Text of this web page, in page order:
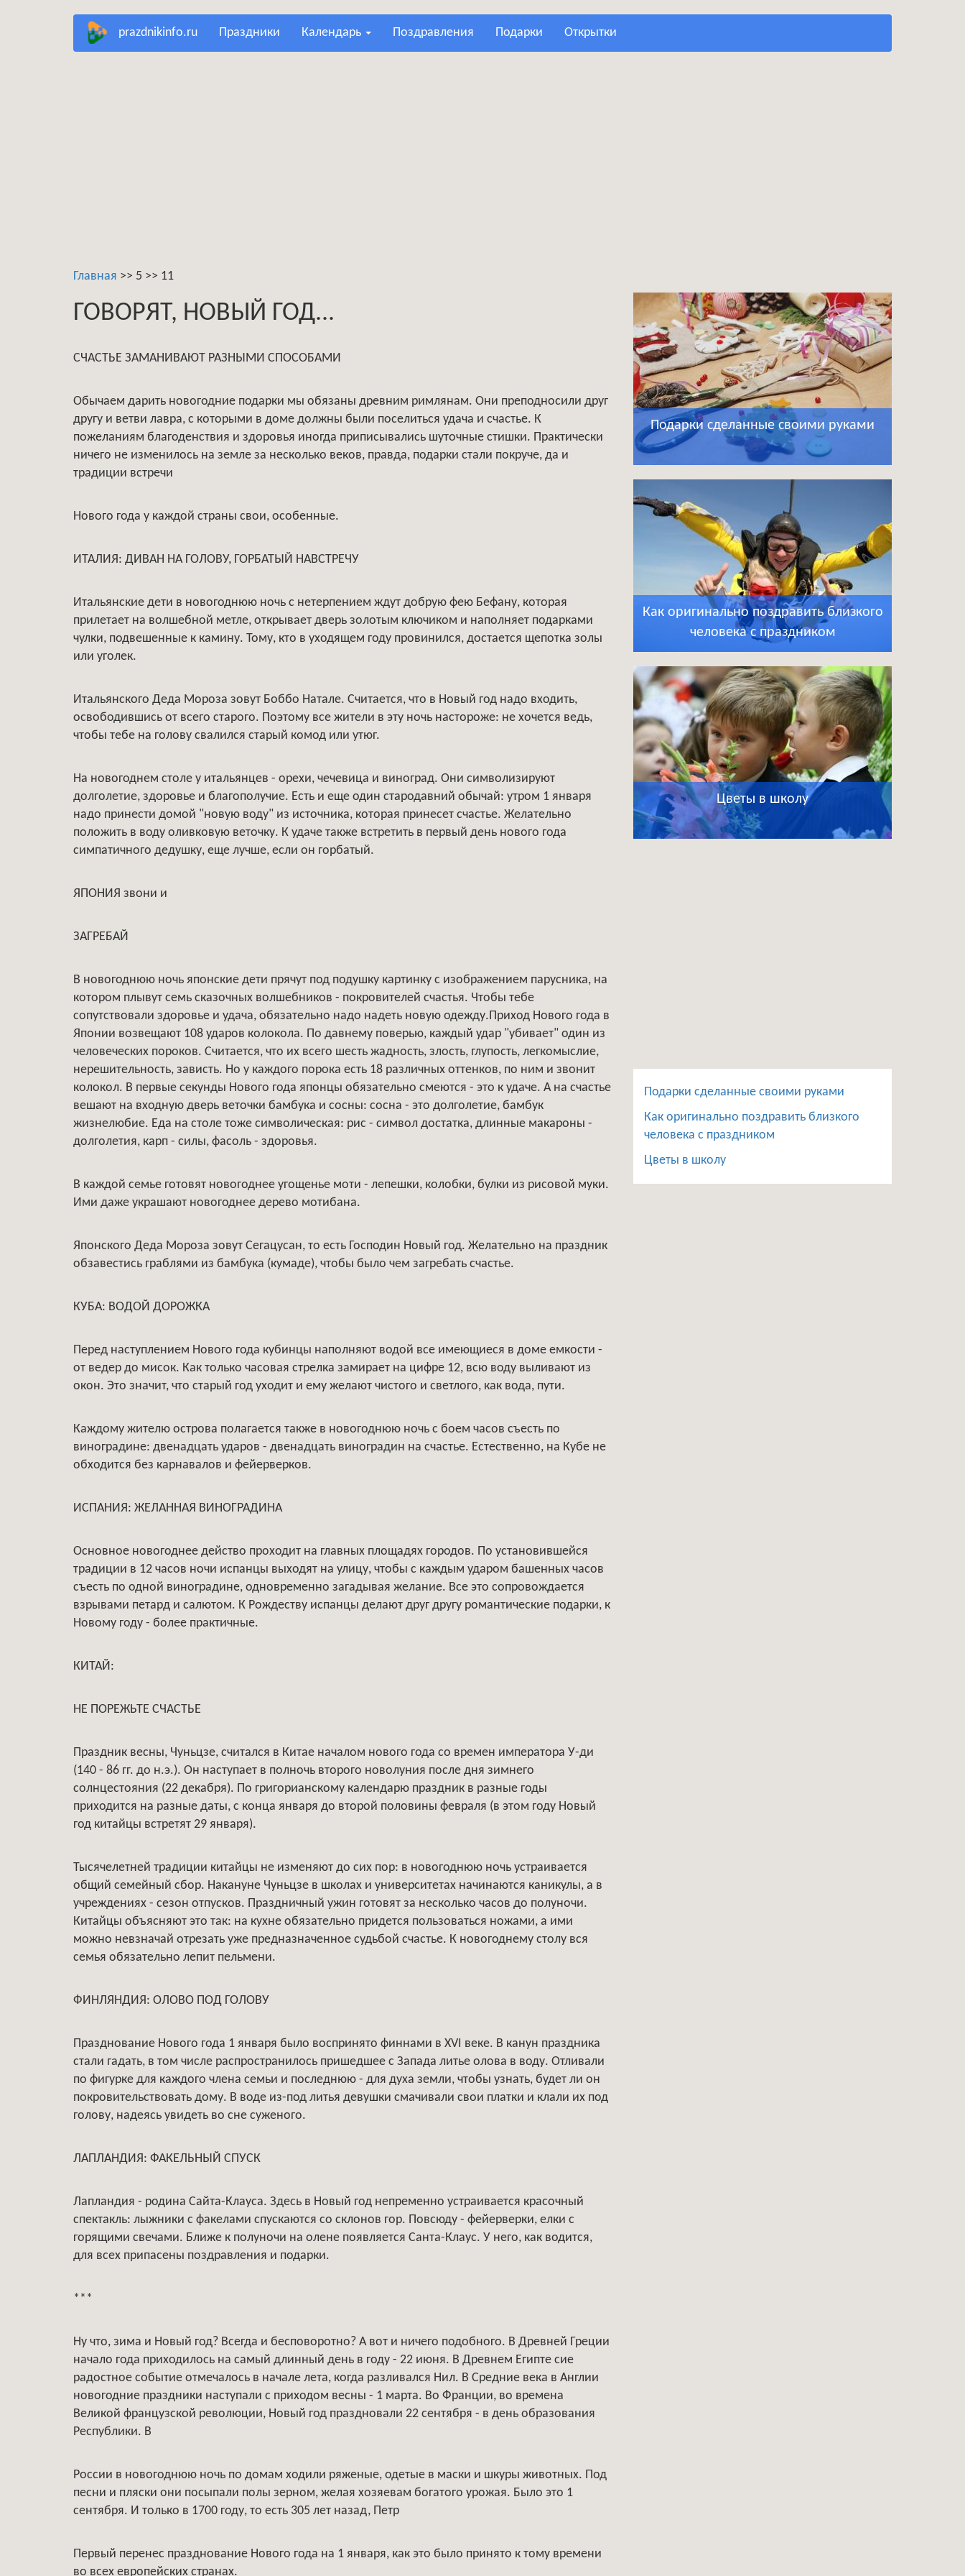
prazdnikinfo.ru праздники календарь поздравления подарки открытки
Главная >> 5 >> 11
ГОВОРЯТ, НОВЫЙ ГОД...
СЧАСТЬЕ ЗАМАНИВАЮТ РАЗНЫМИ СПОСОБАМИ
Обычаем дарить новогодние подарки мы обязаны древним римлянам. Они преподносили друг
другу и ветви лавра, с которыми в доме должны были поселиться удача и счастье. К
пожеланиям благоденствия и здоровья иногда приписывались шуточные стишки. Практически
ничего не изменилось на земле за несколько веков, правда, подарки стали покруче, да и
традиции встречи
Нового года у каждой страны свои, особенные.
ИТАЛИЯ: ДИВАН НА ГОЛОВУ, ГОРБАТЫЙ НАВСТРЕЧУ
Итальянские дети в новогоднюю ночь с нетерпением ждут добрую фею Бефану, которая
прилетает на волшебной метле, открывает дверь золотым ключиком и наполняет подарками
чулки, подвешенные к камину. Тому, кто в уходящем году провинился, достается щепотка золы
или уголек.
Итальянского Деда Мороза зовут Боббо Натале. Считается, что в Новый год надо входить,
освободившись от всего старого. Поэтому все жители в эту ночь настороже: не хочется ведь,
чтобы тебе на голову свалился старый комод или утюг.
На новогоднем столе у итальянцев - орехи, чечевица и виноград. Они символизируют
долголетие, здоровье и благополучие. Есть и еще один стародавний обычай: утром 1 января
надо принести домой "новую воду" из источника, которая принесет счастье. Желательно
положить в воду оливковую веточку. К удаче также встретить в первый день нового года
симпатичного дедушку, еще лучше, если он горбатый.
ЯПОНИЯ звони и
ЗАГРЕБАЙ
В новогоднюю ночь японские дети прячут под подушку картинку с изображением парусника, на
котором плывут семь сказочных волшебников - покровителей счастья. Чтобы тебе
сопутствовали здоровье и удача, обязательно надо надеть новую одежду.Приход Нового года в
Японии возвещают 108 ударов колокола. По давнему поверью, каждый удар "убивает" один из
человеческих пороков. Считается, что их всего шесть жадность, злость, глупость, легкомыслие,
нерешительность, зависть. Но у каждого порока есть 18 различных оттенков, по ним и звонит
колокол. В первые секунды Нового года японцы обязательно смеются - это к удаче. А на счастье
вешают на входную дверь веточки бамбука и сосны: сосна - это долголетие, бамбук
жизнелюбие. Еда на столе тоже символическая: рис - символ достатка, длинные макароны -
долголетия, карп - силы, фасоль - здоровья.
В каждой семье готовят новогоднее угощенье моти - лепешки, колобки, булки из рисовой муки.
Ими даже украшают новогоднее дерево мотибана.
Японского Деда Мороза зовут Сегацусан, то есть Господин Новый год. Желательно на праздник
обзавестись граблями из бамбука (кумаде), чтобы было чем загребать счастье.
КУБА: ВОДОЙ ДОРОЖКА
Перед наступлением Нового года кубинцы наполняют водой все имеющиеся в доме емкости -
от ведер до мисок. Как только часовая стрелка замирает на цифре 12, всю воду выливают из
окон. Это значит, что старый год уходит и ему желают чистого и светлого, как вода, пути.
Каждому жителю острова полагается также в новогоднюю ночь с боем часов съесть по
виноградине: двенадцать ударов - двенадцать виноградин на счастье. Естественно, на Кубе не
обходится без карнавалов и фейерверков.
ИСПАНИЯ: ЖЕЛАННАЯ ВИНОГРАДИНА
Основное новогоднее действо проходит на главных площадях городов. По установившейся
традиции в 12 часов ночи испанцы выходят на улицу, чтобы с каждым ударом башенных часов
съесть по одной виноградине, одновременно загадывая желание. Все это сопровождается
взрывами петард и салютом. К Рождеству испанцы делают друг другу романтические подарки, к
Новому году - более практичные.
КИТАЙ:
НЕ ПОРЕЖЬТЕ СЧАСТЬЕ
Праздник весны, Чуньцзе, считался в Китае началом нового года со времен императора У-ди
(140 - 86 гг. до н.э.). Он наступает в полночь второго новолуния после дня зимнего
солнцестояния (22 декабря). По григорианскому календарю праздник в разные годы
приходится на разные даты, с конца января до второй половины февраля (в этом году Новый
год китайцы встретят 29 января).
Тысячелетней традиции китайцы не изменяют до сих пор: в новогоднюю ночь устраивается
общий семейный сбор. Накануне Чуньцзе в школах и университетах начинаются каникулы, а в
учреждениях - сезон отпусков. Праздничный ужин готовят за несколько часов до полуночи.
Китайцы объясняют это так: на кухне обязательно придется пользоваться ножами, а ими
можно невзначай отрезать уже предназначенное судьбой счастье. К новогоднему столу вся
семья обязательно лепит пельмени.
ФИНЛЯНДИЯ: ОЛОВО ПОД ГОЛОВУ
Празднование Нового года 1 января было воспринято финнами в XVI веке. В канун праздника
стали гадать, в том числе распространилось пришедшее с Запада литье олова в воду. Отливали
по фигурке для каждого члена семьи и последнюю - для духа земли, чтобы узнать, будет ли он
покровительствовать дому. В воде из-под литья девушки смачивали свои платки и клали их под
голову, надеясь увидеть во сне суженого.
ЛАПЛАНДИЯ: ФАКЕЛЬНЫЙ СПУСК
Лапландия - родина Сайта-Клауса. Здесь в Новый год непременно устраивается красочный
спектакль: лыжники с факелами спускаются со склонов гор. Повсюду - фейерверки, елки с
горящими свечами. Ближе к полуночи на олене появляется Санта-Клаус. У него, как водится,
для всех припасены поздравления и подарки.
***
Ну что, зима и Новый год? Всегда и бесповоротно? А вот и ничего подобного. В Древней Греции
начало года приходилось на самый длинный день в году - 22 июня. В Древнем Египте сие
радостное событие отмечалось в начале лета, когда разливался Нил. В Средние века в Англии
новогодние праздники наступали с приходом весны - 1 марта. Во Франции, во времена
Великой французской революции, Новый год праздновали 22 сентября - в день образования
Республики. В
России в новогоднюю ночь по домам ходили ряженые, одетые в маски и шкуры животных. Под
песни и пляски они посыпали полы зерном, желая хозяевам богатого урожая. Было это 1
сентября. И только в 1700 году, то есть 305 лет назад, Петр
Первый перенес празднование Нового года на 1 января, как это было принято к тому времени
во всех европейских странах.
Подарки сделанные своими руками
Как оригинально поздравить близкого
человека с праздником
Цветы в школу
Подарки сделанные своими руками
Как оригинально поздравить близкого
человека с праздником
Цветы в школу